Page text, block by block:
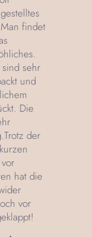
findet
sind sehr
und
Die
der
hat die
vor